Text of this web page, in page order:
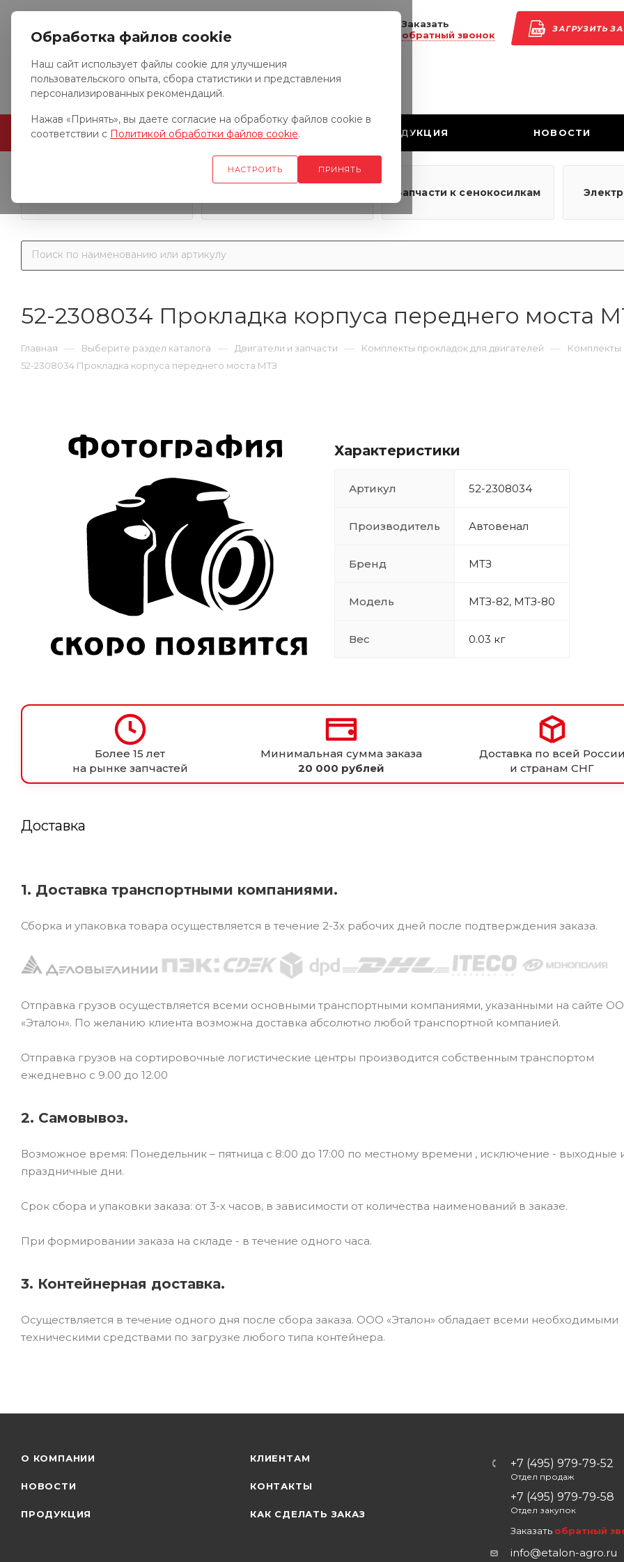
ЗАГРУЗИТЬ
Заказать
обратный звонок
ГЛАВНАЯ О КОМПАНИИ ПРОДУКЦИЯ НОВОСТИ
Запчасти к грузовым
Запчасти к сенокосилкам
52-2308034 Прокладка корпуса переднего моста
Главная — Выберите раздел каталога — Двигатели и запчасти — Комплекты прокладок для двигателей —
Комплекты
52-2308034 Прокладка корпуса переднего моста МТЗ
Характеристики
Артикул 52-2308034
Производитель Автовенал
Бренд МТЗ
Модель МТЗ-82, МТЗ-80
Вес 0.03 кг
Более 15 лет
на рынке запчастей
Минимальная сумма заказа
20 000 рублей
Доставка по всей
и странам СНГ
Доставка
1. Доставка транспортными компаниями.
Сборка и упаковка товара осуществляется в течение 2-3х рабочих дней после подтверждения заказа.
Отправка грузов осуществляется всеми основными транспортными компаниями, указанными на сайте
«Эталон». По желанию клиента возможна доставка абсолютно любой транспортной компанией.
Отправка грузов на сортировочные логистические центры производится собственным транспортом
ежедневно с 9.00 до 12.00
2. Самовывоз.
Возможное время: Понедельник – пятница с 8:00 до 17:00 по местному времени , исключение - выходные
праздничные дни.
Срок сбора и упаковки заказа: от 3-х часов, в зависимости от количества наименований в заказе.
При формировании заказа на складе - в течение одного часа.
3. Контейнерная доставка.
Осуществляется в течение одного дня после сбора заказа. ООО «Эталон» обладает всеми необходимыми
техническими средствами по загрузке любого типа контейнера.
О КОМПАНИИ
НОВОСТИ
ПРОДУКЦИЯ
КЛИЕНТАМ
КОНТАКТЫ
КАК СДЕЛАТЬ ЗАКАЗ
+7 (495) 979-79-52
Отдел продаж
+7 (495) 979-79-58
Отдел закупок
Заказать обратный
info@etalon-agro.ru
Обработка файлов cookie
Наш сайт использует файлы cookie для улучшения
пользовательского опыта, сбора статистики и представления
персонализированных рекомендаций.
Нажав «Принять», вы даете согласие на обработку файлов cookie в
соответствии с Политикой обработки файлов cookie.
НАСТРОИТЬ ПРИНЯТЬ